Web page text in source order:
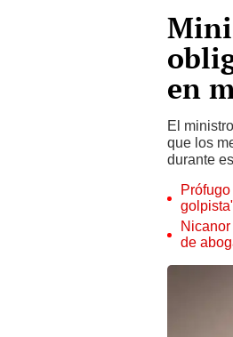
en
El
que los
durante
de